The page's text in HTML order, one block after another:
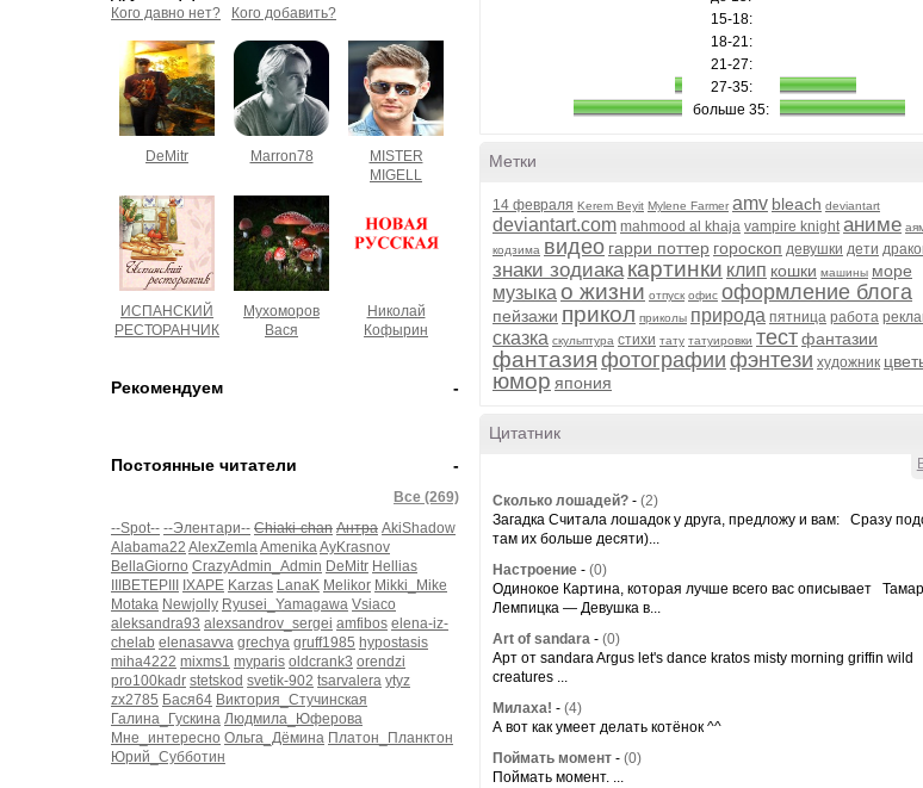
Кого давно нет?
Кого добавить?
DeMitr Marron78
MISTER
MIGELL
ИСПАНСКИЙ
РЕСТОРАНЧИК
Мухоморов
Вася
Николай
Кофырин
-
Рекомендуем
-
Постоянные читатели
Все (269)
--Spot-- --Элентари-- Chiaki-chan Антра AkiShadow
Alabama22 AlexZemlaAmenikaAyKrasnov
BellaGiorno CrazyAdmin_Admin DeMitr Hellias
IIIBETEPIII
IXAPE Karzas LanaK Melikor Mikki_Mike
Motaka Newjolly Ryusei_Yamagawa Vsiaco
aleksandra93 alexsandrov_sergei amfibos elena-iz-
chelab elenasavva grechya gruff1985 hypostasis
miha4222 mixms1 myparis oldcrank3 orendzi
pro100kadr stetskod svetik-902 tsarvalera ytyz
zx2785 Бася64 Виктория_Стучинская
Галина_Гускина Людмила_Юферова
Мне_интересно Ольга_Дёмина Платон_Планктон
Юрий_Субботин
15-18:
18-21:
21-27:
27-35:
больше 35:
Метки
14 февраля Kerem Beyit Mylene Farmer amv bleach deviantart
deviantart.com mahmood al khaja vampire knight аниме
кодзима видео гарри поттер гороскоп девушки дети
знаки зодиака картинки клип кошки машины море
музыка о жизни отпуск офис оформление блога
пейзажи прикол приколы природа пятница работа
сказка скульптура стихи тату татуировки тестфантазии
фантазия фотографии фэнтези художник
юмор япония
Цитатник
Сколько лошадей? - (2)
Загадка Считала лошадок у друга, предложу и вам: Сразу
там их больше десяти)...
Настроение - (0)
Одинокое Картина, которая лучше всего вас описывает
Лемпицка — Девушка в...
Art of sandara - (0)
Арт от sandara Argus let's dance kratos misty morning griffin wild
creatures ...
Милаха! - (4)
А вот как умеет делать котёнок ^^
Поймать момент - (0)
Поймать момент. ...